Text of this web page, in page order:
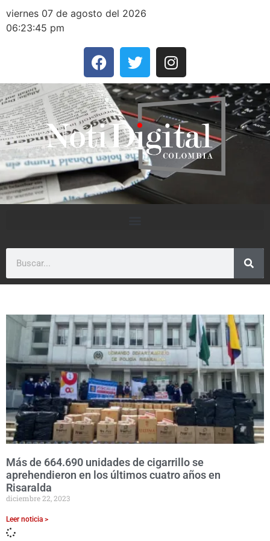
viernes 07 de agosto del 2026
06:23:45 pm
Más de 664.690 unidades de cigarrillo se
aprehendieron en los últimos cuatro años en
Risaralda
diciembre 22, 2023
Leer noticia >